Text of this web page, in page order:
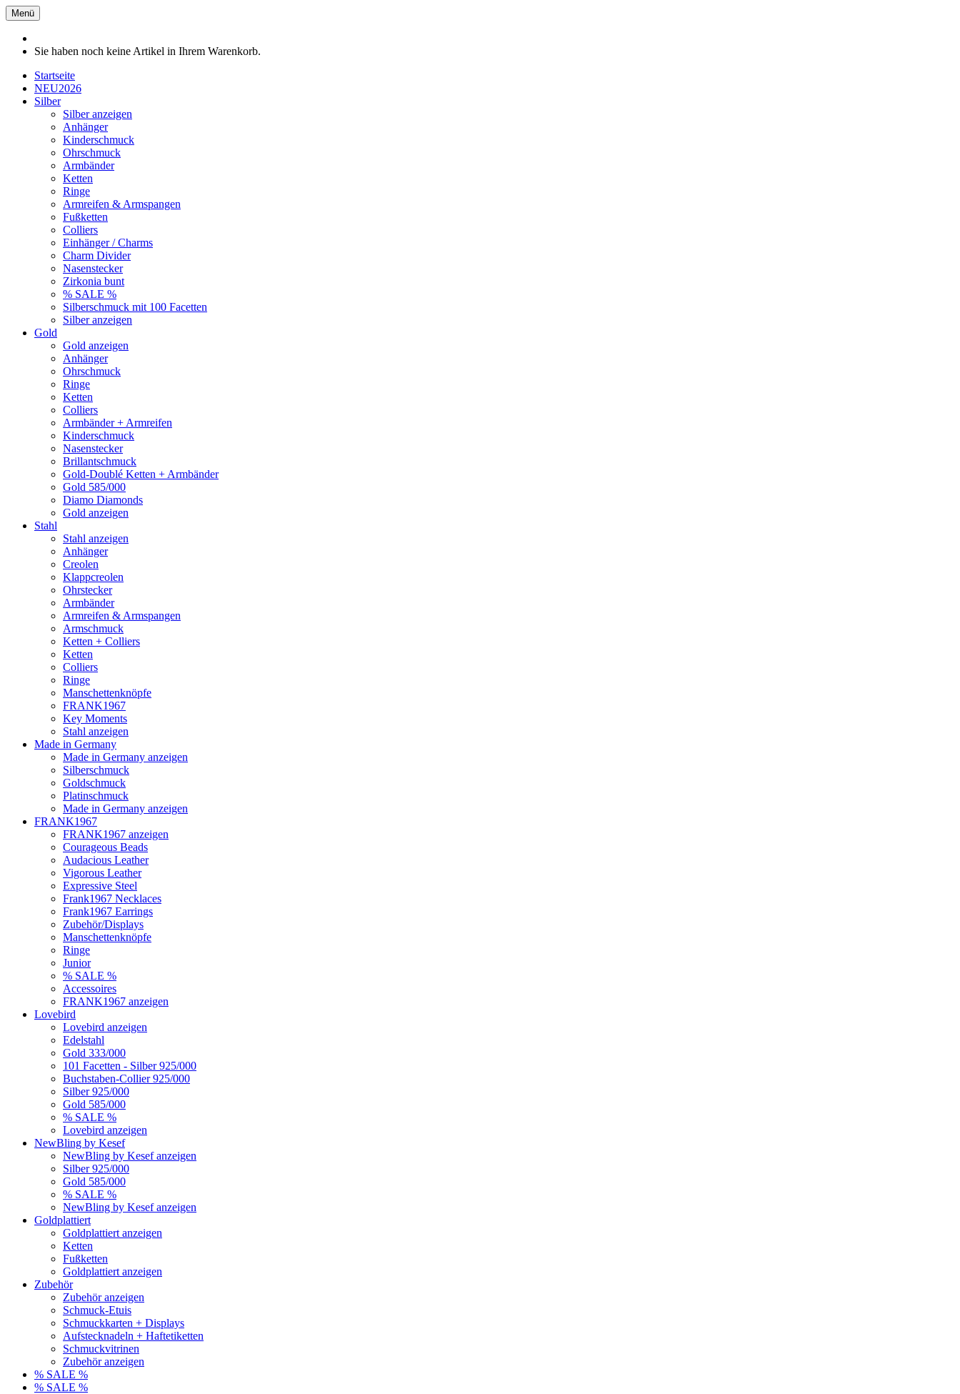
Menü
Sie haben noch keine Artikel in Ihrem Warenkorb.
Startseite
NEU2026
Silber
Silber anzeigen
Anhänger
Kinderschmuck
Ohrschmuck
Armbänder
Ketten
Ringe
Armreifen & Armspangen
Fußketten
Colliers
Einhänger / Charms
Charm Divider
Nasenstecker
Zirkonia bunt
% SALE %
Silberschmuck mit 100 Facetten
Silber anzeigen
Gold
Gold anzeigen
Anhänger
Ohrschmuck
Ringe
Ketten
Colliers
Armbänder + Armreifen
Kinderschmuck
Nasenstecker
Brillantschmuck
Gold-Doublé Ketten + Armbänder
Gold 585/000
Diamo Diamonds
Gold anzeigen
Stahl
Stahl anzeigen
Anhänger
Creolen
Klappcreolen
Ohrstecker
Armbänder
Armreifen & Armspangen
Armschmuck
Ketten + Colliers
Ketten
Colliers
Ringe
Manschettenknöpfe
FRANK1967
Key Moments
Stahl anzeigen
Made in Germany
Made in Germany anzeigen
Silberschmuck
Goldschmuck
Platinschmuck
Made in Germany anzeigen
FRANK1967
FRANK1967 anzeigen
Courageous Beads
Audacious Leather
Vigorous Leather
Expressive Steel
Frank1967 Necklaces
Frank1967 Earrings
Zubehör/Displays
Manschettenknöpfe
Ringe
Junior
% SALE %
Accessoires
FRANK1967 anzeigen
Lovebird
Lovebird anzeigen
Edelstahl
Gold 333/000
101 Facetten - Silber 925/000
Buchstaben-Collier 925/000
Silber 925/000
Gold 585/000
% SALE %
Lovebird anzeigen
NewBling by Kesef
NewBling by Kesef anzeigen
Silber 925/000
Gold 585/000
% SALE %
NewBling by Kesef anzeigen
Goldplattiert
Goldplattiert anzeigen
Ketten
Fußketten
Goldplattiert anzeigen
Zubehör
Zubehör anzeigen
Schmuck-Etuis
Schmuckkarten + Displays
Aufstecknadeln + Haftetiketten
Schmuckvitrinen
Zubehör anzeigen
% SALE %
% SALE %